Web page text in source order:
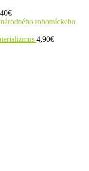
€
robotníckeho
4,90€